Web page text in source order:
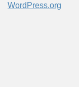
WordPress.org